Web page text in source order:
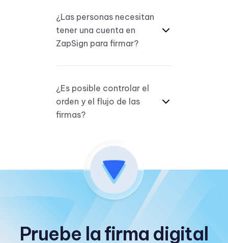
¿Las personas necesitan
tener una cuenta en
ZapSign para firmar?
¿Es posible controlar el
orden y el flujo de las
firmas?
Pruebe la firma digital